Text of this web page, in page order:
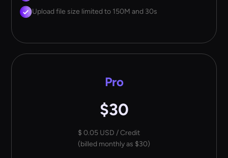
Upload file size limited to 150M and 30s
Pro
$30
$ 0.05 USD / Credit
(billed monthly as $30)